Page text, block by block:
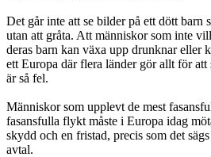
Det går inte att se bilder på ett dött barn
utan att gråta. Att människor som inte
deras barn kan växa upp drunknar eller
ett Europa där flera länder gör allt för
är så fel.
Människor som upplevt de mest
fasansfulla flykt måste i Europa idag
skydd och en fristad, precis som det
avtal.